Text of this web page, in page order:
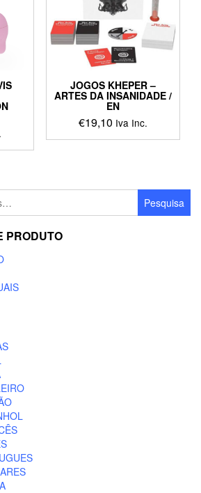
JOGOS KHEPER –
ARTES DA INSANIDADE /
EN
€19,10 Iva Inc.
Pesquisa
PRODUTO